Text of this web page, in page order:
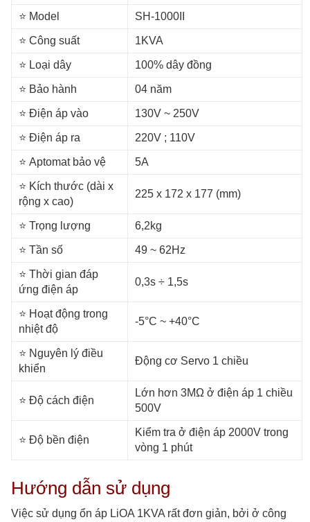
⭐️ Model SH-1000II
⭐️ Công suất 1KVA
⭐️ Loại dây 100% dây đồng
⭐️ Bảo hành 04 năm
⭐️ Điện áp vào 130V ~ 250V
⭐️ Điện áp ra 220V ; 110V
⭐️ Aptomat bảo vệ 5A
⭐️ Kích thước (dài x
rộng x cao)
225 x 172 x 177 (mm)
⭐️ Trọng lượng 6,2kg
⭐️ Tần số 49 ~ 62Hz
⭐️ Thời gian đáp
ứng điện áp
0,3s ÷ 1,5s
⭐️ Hoạt động trong
nhiệt độ
-5°C ~ +40°C
⭐️ Nguyên lý điều
khiển
Động cơ Servo 1 chiều
⭐️ Độ cách điện
Lớn hơn 3MΩ ở điện áp 1 chiều
500V
⭐️ Độ bền điện
Kiểm tra ở điện áp 2000V trong
vòng 1 phút
Hướng dẫn sử dụng
Việc sử dụng ổn áp LiOA 1KVA rất đơn giản, bởi ở công